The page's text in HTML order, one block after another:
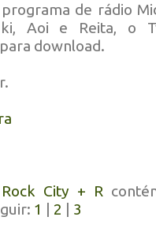
de rádio
Aoi e Reita, o
download.
City + R
1 2 3